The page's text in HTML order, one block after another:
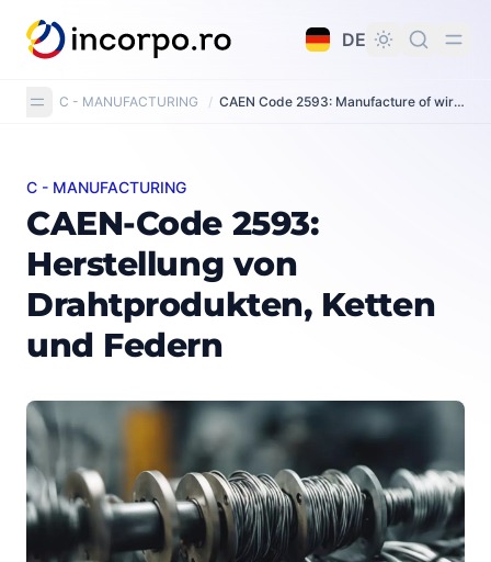
springen
DE
C - MANUFACTURING / CAEN Code 2593: Manufacture of wire products, chain and springs
CAEN-Code 2593: Herstellung von Drahtprodukten,
C - MANUFACTURING
CAEN-Code 2593:
Herstellung von
Drahtprodukten, Ketten
und Federn